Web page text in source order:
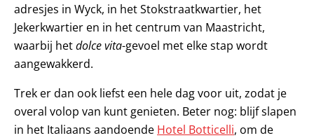
adresjes in Wyck, in het Stokstraatkwartier, het
Jekerkwartier en in het centrum van Maastricht,
waarbij hetdolce vita-gevoel met elke stap wordt
aangewakkerd.
Trek er dan ook liefst een hele dag voor uit, zodat je
overal volop van kunt genieten. Beter nog: blijf slapen
in het Italiaans aandoende Hotel Botticelli, om de